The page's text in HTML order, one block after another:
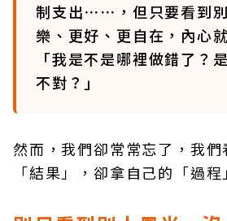
制支出⋯⋯，但只要看到
樂、更好、更自在，內心
「我是不是哪裡做錯了？
不對？」
然而，我們卻常常忘了，我
「結果」，卻拿自己的「過程